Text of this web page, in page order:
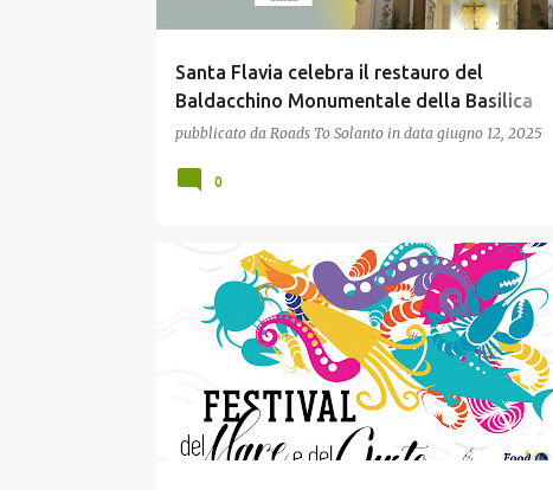
Santa Flavia celebra il restauro del
Baldacchino Monumentale della Basilica
Soluntina
pubblicato da Roads To Solanto in data giugno 12, 2025
0
FESTE & SAGRE TURISMO